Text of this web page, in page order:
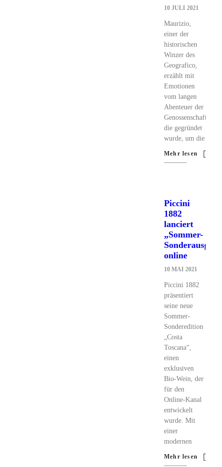
10 JULI 2021
Maurizio,
einer der
historischen
Winzer des
Geografico,
erzählt mit
Emotionen
vom langen
Abenteuer der
Genossenschaft,
die gegründet
wurde, um die
Mehr lesen
Piccini
1882
lanciert
„Sommer-
online
10 MAI 2021
Piccini 1882
präsentiert
seine neue
Sommer-
Sonderedition
„Costa
Toscana“,
einen
exklusiven
Bio-Wein, der
für den
Online-Kanal
entwickelt
wurde. Mit
einer
modernen
Mehr lesen